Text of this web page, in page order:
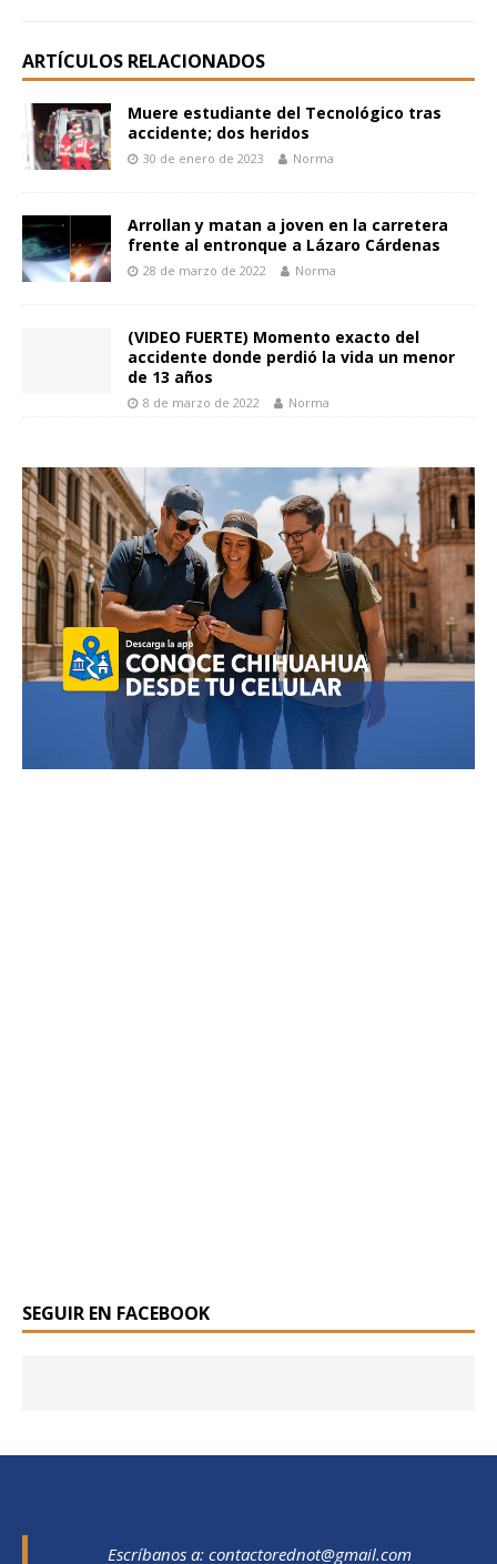
ARTÍCULOS RELACIONADOS
Muere estudiante del Tecnológico tras
accidente; dos heridos
30 de enero de 2023 Norma
Arrollan y matan a joven en la carretera
frente al entronque a Lázaro Cárdenas
28 de marzo de 2022 Norma
(VIDEO FUERTE) Momento exacto del
accidente donde perdió la vida un menor
de 13 años
8 de marzo de 2022 Norma
SEGUIR EN FACEBOOK
Escríbanos a: contactorednot@gmail.com